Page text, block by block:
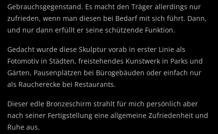
Gebrauchsgegenstand. Es macht den Träger allerdings nur
zufrieden, wenn man diesen bei Bedarf mit sich führt. Dann,
und nur dann erfüllt er seine schützende Funktion.
Gedacht wurde diese Skulptur vorab in erster Linie als
Fotomotiv in Städten, freistehendes Kunstwerk in Parks und
Gärten, Pausenplätzen bei Bürogebäuden oder einfach nur
als Raucherecke bei Restaurants.
Dieser edle Bronzeschirm strahlt für mich persönlich aber
nach seiner Fertigstellung eine allgemeine Zufriedenheit und
Ruhe aus.